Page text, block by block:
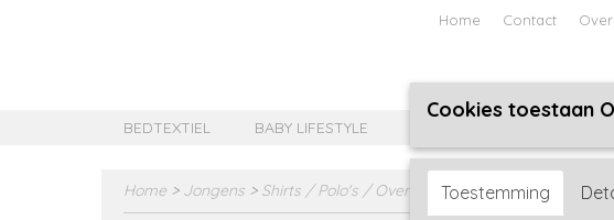
Home Contact
BEDTEXTIEL BABY LIFESTYLE
Home > Jongens > Shirts / Polo's / Overhemd>Blue Seven
Cookies toestaan
Toestemming